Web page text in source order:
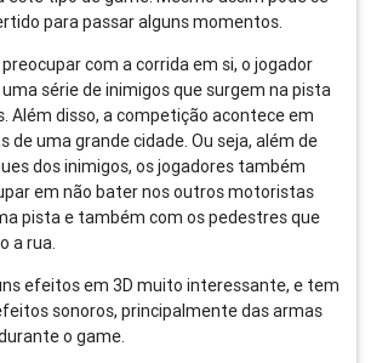
para passar alguns momentos.
com a corrida em si, o jogador
série de inimigos que surgem na pista
Além disso, a competição acontece em
de uma grande cidade. Ou seja, além de
dos inimigos, os jogadores também
em não bater nos outros motoristas
pista e também com os pedestres que
a rua.
efeitos em 3D muito interessante, e tem
sonoros, principalmente das armas
o game.